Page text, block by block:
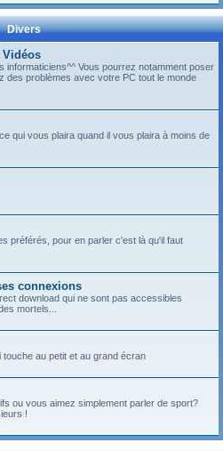
Divers
Vidéos
informaticiens^^ Vous pourrez notamment poser
des problèmes avec votre PC tout le monde
qui vous plaira quand il vous plaira à moins de
préférés, pour en parler c'est là qu'il faut
connexions
download qui ne sont pas accessibles
mortels...
touche au petit et au grand écran
ou vous aimez simplement parler de sport?
!